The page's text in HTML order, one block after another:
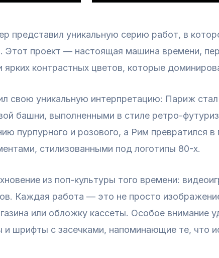
представил уникальную серию работ, в
Этот проект — настоящая машина времени,
контрастных цветов, которые
свою уникальную интерпретацию: Париж
башни, выполненными в стиле ретро-
пурпурного и розового, а Рим превратился
стилизованными под логотипы 80-х.
из поп-культуры того времени:
Каждая работа — это не просто
или обложку кассеты. Особое внимание
и шрифты с засечками, напоминающие те, что